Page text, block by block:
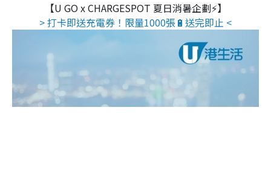
【U GO x CHARGESPOT 夏日消暑企劃⚡】
> 打卡即送充電券！限量1000張🔋送完即止 <